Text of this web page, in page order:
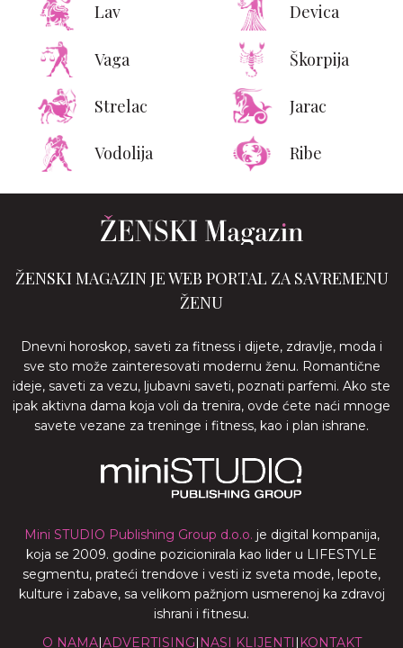
Lav Devica
Vaga Škorpija
Strelac Jarac
Vodolija Ribe
ŽENSKI MAGAZIN JE WEB PORTAL ZA SAVREMENU
ŽENU
Dnevni horoskop, saveti za fitness i dijete, zdravlje, moda i
sve sto može zainteresovati modernu ženu. Romantične
ideje, saveti za vezu, ljubavni saveti, poznati parfemi. Ako ste
ipak aktivna dama koja voli da trenira, ovde ćete naći mnoge
savete vezane za treninge i fitness, kao i plan ishrane.
Mini STUDIO Publishing Group d.o.o. je digital kompanija,
koja se 2009. godine pozicionirala kao lider u LIFESTYLE
segmentu, prateći trendove i vesti iz sveta mode, lepote,
kulture i zabave, sa velikom pažnjom usmerenoj ka zdravoj
ishrani i fitnesu.
O NAMA| ADVERTISING NASI KLIJENTI KONTAKT